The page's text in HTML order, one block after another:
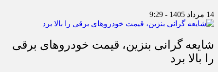
14 مرداد 1405 - 9:29
شایعه گرانی بنزین، قیمت خودروهای برقی
را بالا برد